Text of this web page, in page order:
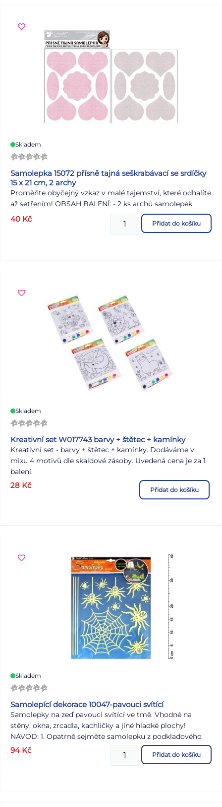
Skladem
Samolepka 15072 přísně tajná seškrabávací se srdíčky
15 x 21 cm, 2 archy
Proměňte obyčejný vzkaz v malé tajemství, které odhalíte
až setřením! OBSAH BALENÍ: - 2 ks archů samolepek
Návod: 1. Napište tajný vzkaz (např. do přáníčka nebo
diáře). 2. Zakryjte ho stírací samolepkou. 3. Předejte vzkaz
tomu, komu je určen. 4. Po setření vrchní vrstvy se
40 Kč Přidat do košíku
Skladem
Kreativní set W017743 barvy + štětec + kamínky
Kreativní set - barvy + štětec + kamínky. Dodáváme v
mixu 4 motivů dle skaldové zásoby. Uvedená cena je za 1
balení.
28 Kč Přidat do košíku
Skladem
Samolepící dekorace 10047-pavouci svítící
Samolepky na zeď pavouci svítící ve tmě. Vhodné na
stěny, okna, zrcadla, kachličky a jiné hladké plochy!
NÁVOD: 1. Opatrně sejměte samolepku z podkladového
papíru a umístěte ji na zvolenou suchou, čistou a rovnou
plochu. 2. Samolepku vyhlaďte od středu ke krajům tak
94 Kč Přidat do košíku